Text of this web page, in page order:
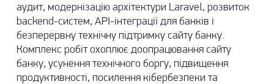
аудит, модернізацію архітектури Laravel, розвиток
backend-систем, API-інтеграціїдля банків і
безперервну технічну підтримку сайту банку.
Комплекс робіт охоплює доопрацювання сайту
банку, усунення технічного боргу, підвищення
продуктивності, посилення кібербезпеки та